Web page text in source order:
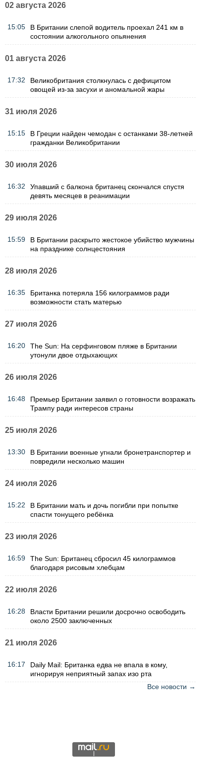
02 августа 2026
15:05
В Британии слепой водитель проехал 241 км в
состоянии алкогольного опьянения
01 августа 2026
17:32
Великобритания столкнулась с дефицитом
овощей из-за засухи и аномальной жары
31 июля 2026
15:15
В Греции найден чемодан с останками 38-летней
гражданки Великобритании
30 июля 2026
16:32
Упавший с балкона британец скончался спустя
девять месяцев в реанимации
29 июля 2026
15:59
В Британии раскрыто жестокое убийство мужчины
на празднике солнцестояния
28 июля 2026
16:35
Британка потеряла 156 килограммов ради
возможности стать матерью
27 июля 2026
16:20
The Sun: На серфинговом пляже в Британии
утонули двое отдыхающих
26 июля 2026
16:48
Премьер Британии заявил о готовности возражать
Трампу ради интересов страны
25 июля 2026
13:30
В Британии военные угнали бронетранспортер и
повредили несколько машин
24 июля 2026
15:22
В Британии мать и дочь погибли при попытке
спасти тонущего ребёнка
23 июля 2026
16:59
The Sun: Британец сбросил 45 килограммов
благодаря рисовым хлебцам
22 июля 2026
16:28
Власти Британии решили досрочно освободить
около 2500 заключенных
21 июля 2026
16:17
Daily Mail: Британка едва не впала в кому,
игнорируя неприятный запах изо рта
Все новости →